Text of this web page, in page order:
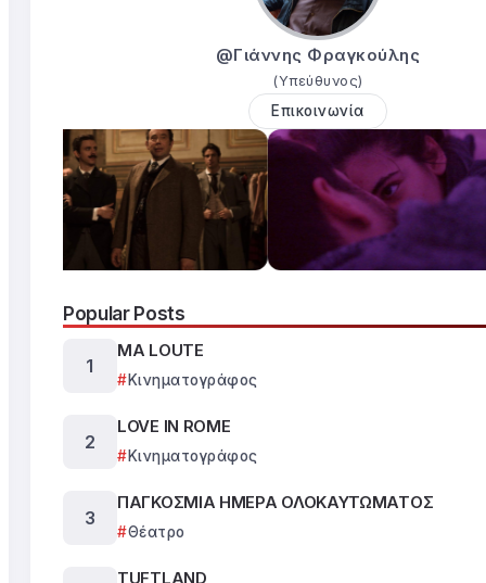
@Γιάννης Φραγκούλης
(Υπεύθυνος)
Επικοινωνία
Popular Posts
MA LOUTE
Κινηματογράφος
LOVE IN ROME
Κινηματογράφος
ΠΑΓΚΟΣΜΙΑ ΗΜΕΡΑ ΟΛΟΚΑΥΤΩΜΑΤΟΣ
Θέατρο
TUFTLAND